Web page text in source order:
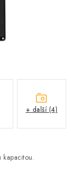
kapacitou.
+ další (4)